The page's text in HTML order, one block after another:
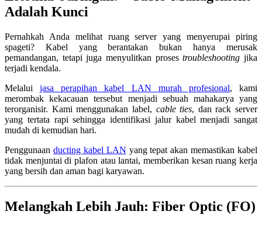
Adalah Kunci
Pernahkah Anda melihat ruang server yang menyerupai piring
spageti? Kabel yang berantakan bukan hanya merusak
pemandangan, tetapi juga menyulitkan prosestroubleshooting jika
terjadi kendala.
Melaluijasa perapihan kabel LAN murah profesional, kami
merombak kekacauan tersebut menjadi sebuah mahakarya yang
terorganisir. Kami menggunakan label, cable ties, dan rack server
yang tertata rapi sehingga identifikasi jalur kabel menjadi sangat
mudah di kemudian hari.
Penggunaan ducting kabel LAN yang tepat akan memastikan kabel
tidak menjuntai di plafon atau lantai, memberikan kesan ruang kerja
yang bersih dan aman bagi karyawan.
Melangkah Lebih Jauh: Fiber Optic (FO)